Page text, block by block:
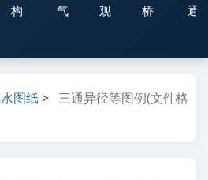
构
气
观
桥
通
图纸> 三通异径等图例(文件格